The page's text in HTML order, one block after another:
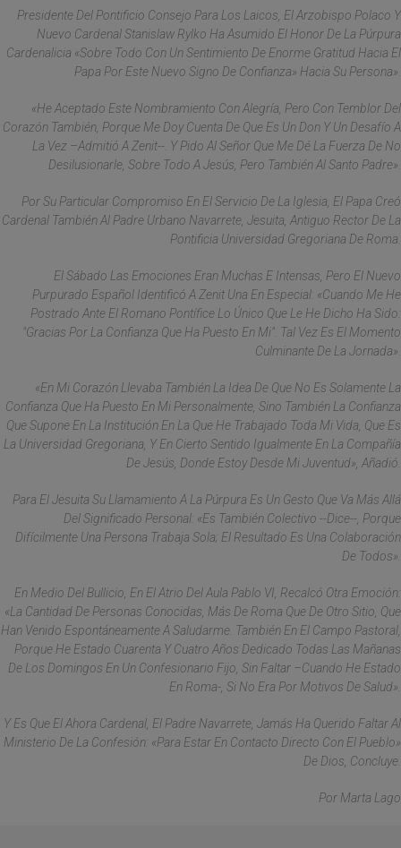
Presidente Del Pontificio Consejo Para Los Laicos, El Arzobispo Polaco Y
Nuevo Cardenal Stanislaw Rylko Ha Asumido El Honor De La Púrpura
Cardenalicia «sobre Todo Con Un Sentimiento De Enorme Gratitud Hacia El
Papa Por Este Nuevo Signo De Confianza» Hacia Su Persona».
«He Aceptado Este Nombramiento Con Alegría, Pero Con Temblor Del
Corazón También, Porque Me Doy Cuenta De Que Es Un Don Y Un Desafío A
La Vez –admitió A Zenit--. Y Pido Al Señor Que Me Dé La Fuerza De No
Desilusionarle, Sobre Todo A Jesús, Pero También Al Santo Padre».
Por Su Particular Compromiso En El Servicio De La Iglesia, El Papa Creó
Cardenal También Al Padre Urbano Navarrete, Jesuita, Antiguo Rector De La
Pontificia Universidad Gregoriana De Roma.
El Sábado Las Emociones Eran Muchas E Intensas, Pero El Nuevo
Purpurado Español Identificó A Zenit Una En Especial: «Cuando Me He
Postrado Ante El Romano Pontífice Lo Único Que Le He Dicho Ha Sido:
"Gracias Por La Confianza Que Ha Puesto En Mi". Tal Vez Es El Momento
Culminante De La Jornada».
«En Mi Corazón Llevaba También La Idea De Que No Es Solamente La
Confianza Que Ha Puesto En Mi Personalmente, Sino También La Confianza
Que Supone En La Institución En La Que He Trabajado Toda Mi Vida, Que Es
La Universidad Gregoriana, Y En Cierto Sentido Igualmente En La Compañía
De Jesús, Donde Estoy Desde Mi Juventud», Añadió.
Para El Jesuita Su Llamamiento A La Púrpura Es Un Gesto Que Va Más Allá
Del Significado Personal: «Es También Colectivo --Dice--, Porque
Difícilmente Una Persona Trabaja Sola; El Resultado Es Una Colaboración
De Todos».
En Medio Del Bullicio, En El Atrio Del Aula Pablo VI, Recalcó Otra Emoción:
«La Cantidad De Personas Conocidas, Más De Roma Que De Otro Sitio, Que
Han Venido Espontáneamente A Saludarme. También En El Campo Pastoral,
Porque He Estado Cuarenta Y Cuatro Años Dedicado Todas Las Mañanas
De Los Domingos En Un Confesionario Fijo, Sin Faltar –cuando He Estado
En Roma-, Si No Era Por Motivos De Salud».
Y Es Que El Ahora Cardenal, El Padre Navarrete, Jamás Ha Querido Faltar Al
Ministerio De La Confesión: «Para Estar En Contacto Directo Con El Pueblo»
De Dios, Concluye.
Por Marta Lago